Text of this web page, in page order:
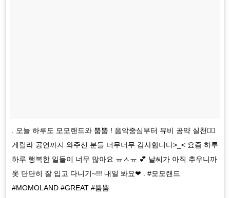
. 오늘 하루도 모모랜드와 뿜뿜 ! 음악중심부터 뮤비 공약 실천✌🏻
게릴라 공연까지 와주신 분들 너무너무 감사합니다>_< 요즘 하루
하루 행복한 일들이 너무 많아요 ㅠㅅㅠ 💕 날씨가 아직 추우니까
옷 단단히 잘 입고 다니기~!!! 내일 봐요❤ . #모모랜드
#MOMOLAND #GREAT #뿜뿜